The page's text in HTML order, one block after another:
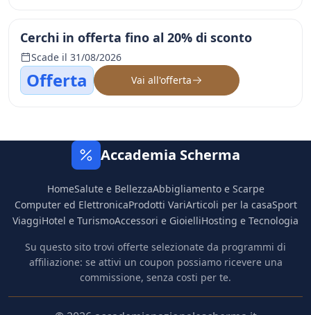
Cerchi in offerta fino al 20% di sconto
Scade il 31/08/2026
Offerta Vai all'offerta
Accademia Scherma
HomeSalute e BellezzaAbbigliamento e Scarpe
Computer ed ElettronicaProdotti VariArticoli per la casaSport
ViaggiHotel e TurismoAccessori e GioielliHosting e Tecnologia
Su questo sito trovi offerte selezionate da programmi di
affiliazione: se attivi un coupon possiamo ricevere una
commissione, senza costi per te.